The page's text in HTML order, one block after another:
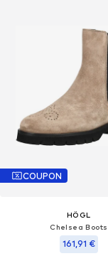
COUPON
HÖGL
Chelsea Boots
161,91 €